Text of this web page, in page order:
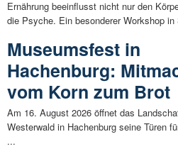
Ernährung beeinflusst nicht nur den
die Psyche. Ein besonderer Workshop in
Museumsfest in
Hachenburg:
vom Korn zum Brot
Am 16. August 2026 öffnet das
Westerwald in Hachenburg seine Türen
...